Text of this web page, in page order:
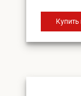
Купить